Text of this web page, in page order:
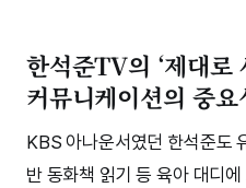
한석준TV의 ‘제대로
커뮤니케이션의 중요
KBS 아나운서였던 한석준도
반 동화책 읽기 등 육아 대디